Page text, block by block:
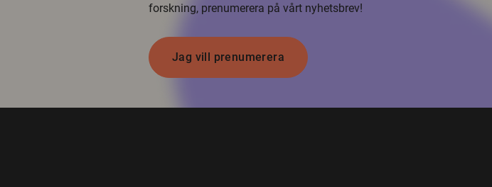
forskning, prenumerera på vårt nyhetsbrev!
Jag vill prenumerera